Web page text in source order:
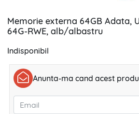
Memorie externa 64GB Adata,
64G-RWE, alb/albastru
Indisponibil
Anunta-ma cand acest